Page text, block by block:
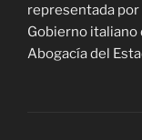
representada por
Gobierno italiano
Abogacía del